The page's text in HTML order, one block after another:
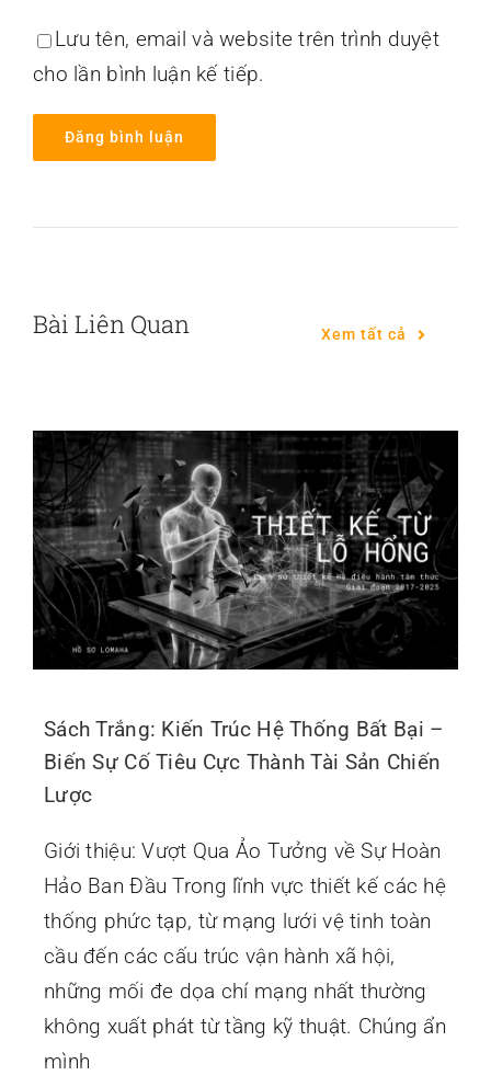
Lưu tên, email và website trên trình duyệt
cho lần bình luận kế tiếp.
Bài Liên Quan Xem tất cả
Sách Trắng: Kiến Trúc Hệ Thống Bất Bại –
Biến Sự Cố Tiêu Cực Thành Tài Sản Chiến
Lược
Giới thiệu: Vượt Qua Ảo Tưởng về Sự Hoàn
Hảo Ban Đầu Trong lĩnh vực thiết kế các hệ
thống phức tạp, từ mạng lưới vệ tinh toàn
cầu đến các cấu trúc vận hành xã hội,
những mối đe dọa chí mạng nhất thường
không xuất phát từ tầng kỹ thuật. Chúng ẩn
mình